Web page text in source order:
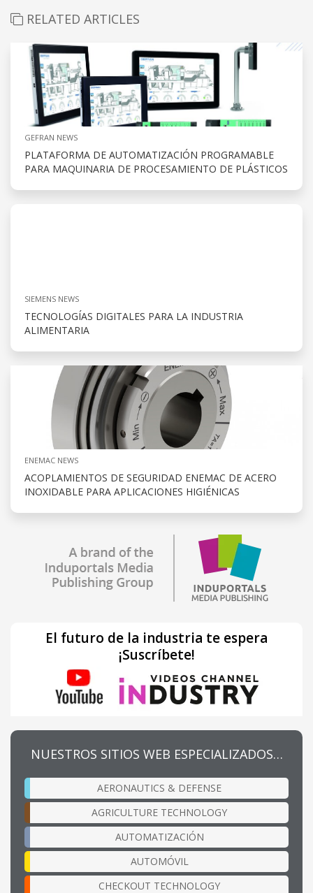
RELATED ARTICLES
GEFRAN NEWS
PLATAFORMA DE AUTOMATIZACIÓN PROGRAMABLE
PARA MAQUINARIA DE PROCESAMIENTO DE PLÁSTICOS
SIEMENS NEWS
TECNOLOGÍAS DIGITALES PARA LA INDUSTRIA
ALIMENTARIA
ENEMAC NEWS
ACOPLAMIENTOS DE SEGURIDAD ENEMAC DE ACERO
INOXIDABLE PARA APLICACIONES HIGIÉNICAS
El futuro de la industria te espera
¡Suscríbete!
NUESTROS SITIOS WEB ESPECIALIZADOS…
AERONAUTICS & DEFENSE
AGRICULTURE TECHNOLOGY
AUTOMATIZACIÓN
AUTOMÓVIL
CHECKOUT TECHNOLOGY